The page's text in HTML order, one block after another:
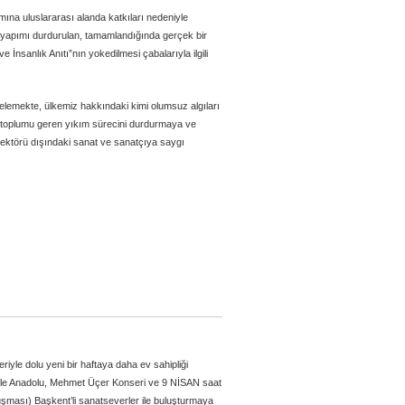
uluslararası alanda katkıları nedeniyle
durdurulan, tamamlandığında gerçek bir
İnsanlık Anıtı”nın yokedilmesi çabalarıyla ilgili
ülkemiz hakkındaki kimi olumsuz algıları
geren yıkım sürecini durdurmaya ve
dışındaki sanat ve sanatçıya saygı
dolu yeni bir haftaya daha ev sahipliği
Anadolu, Mehmet Üçer Konseri ve 9 NİSAN saat
Başkent’li sanatseverler ile buluşturmaya